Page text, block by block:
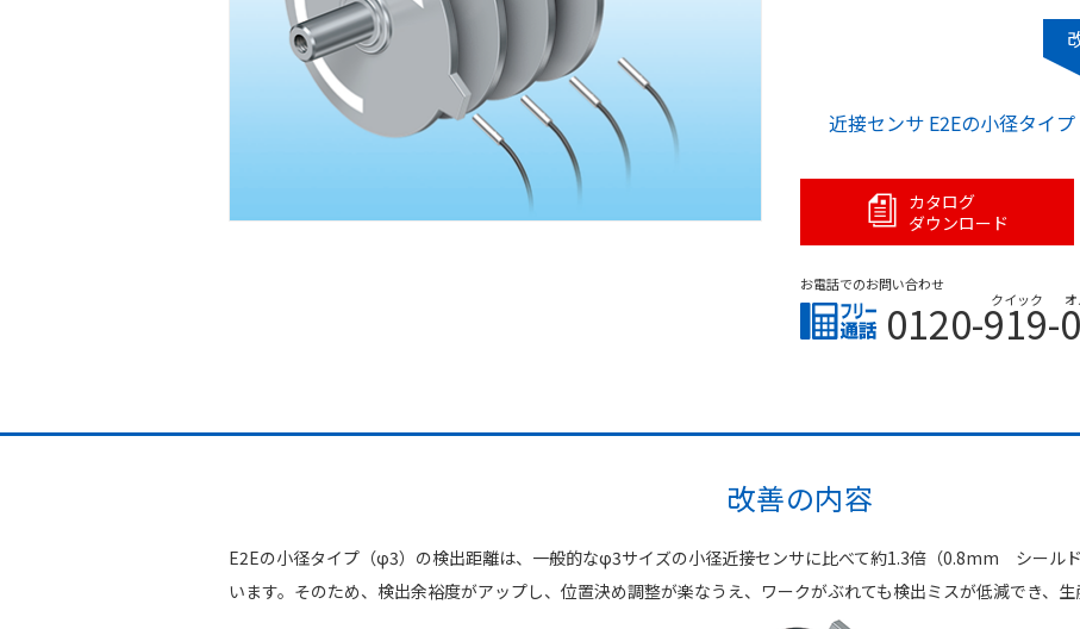
近接センサ E2Eの小径タイ
カタログ
ダウンロード
お電話でのお問い合わせ
0120-919-
クイック
改善の内容
E2Eの小径タイプ（φ3）の検出距離は、一般的なφ3サイズの小径近接センサに比べて約1.3倍（0.8mm シール
います。そのため、検出余裕度がアップし、位置決め調整が楽なうえ、ワークがぶれても検出ミスが低減でき、生